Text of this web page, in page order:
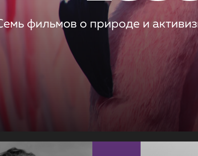
фильмов о природе и